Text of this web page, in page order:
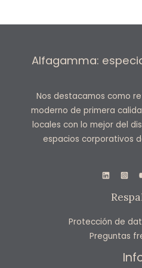
Alfagamma:
Nos destacamos como
moderno de primera
locales con lo mejor del
espacios corporativos
Protección de
Preguntas